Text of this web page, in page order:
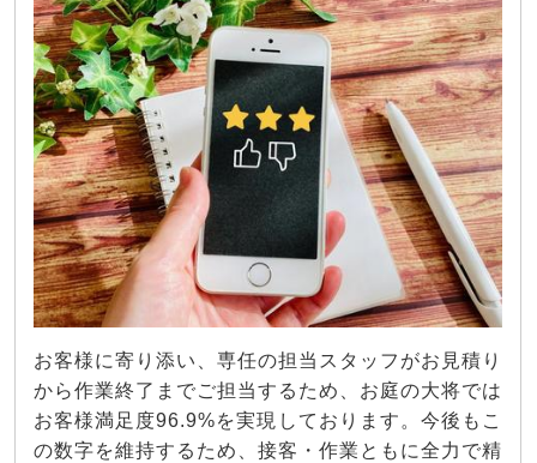
お客様に寄り添い、専任の担当スタッフがお見積り
から作業終了までご担当するため、お庭の大将では
お客様満足度96.9%を実現しております。今後もこ
の数字を維持するため、接客・作業ともに全力で精